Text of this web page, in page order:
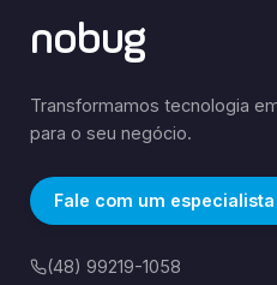
nobug
Transformamos tecnologia
para o seu negócio.
Fale com um especialista
(48) 99219-1058